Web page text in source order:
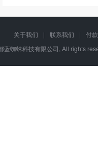
关于我们 | 联系我们 |
付
蓝蜘蛛科技有限公司, All rights